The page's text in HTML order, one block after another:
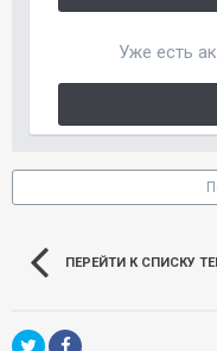
Уже есть
ПЕРЕЙТИ К СПИСКУ